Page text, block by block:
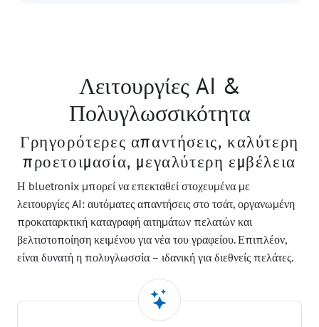
Λειτουργίες AI &
Πολυγλωσσικότητα
Γρηγορότερες απαντήσεις, καλύτερη
προετοιμασία, μεγαλύτερη εμβέλεια
Η bluetronix μπορεί να επεκταθεί στοχευμένα με
λειτουργίες AI: αυτόματες απαντήσεις στο τσάτ, οργανωμένη
προκαταρκτική καταγραφή αιτημάτων πελατών και
βελτιστοποίηση κειμένου για νέα του γραφείου. Επιπλέον,
είναι δυνατή η πολυγλωσσία – ιδανική για διεθνείς πελάτες.